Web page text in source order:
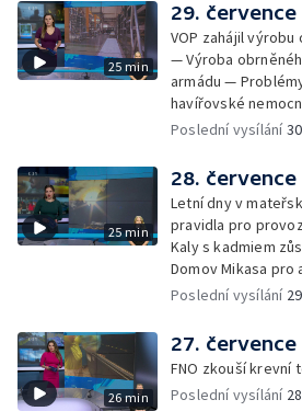
DPO pořídí 70
Olomouci přibude
Mistryně světa
Mobilní kurníky
Výběr ze sociálních
Rudě u Rýmařova
25 min
29. července
VOP zahájil výrobu
— Výroba
armádu —
havířovské
návštěvnost
Nedostatek krve v
Spor kvůli novému
Olomoucké
Poslední vysílání
25 min
28. července
Letní dny v
pravidla pro
Kaly s kadmiem
Domov Mikasa
vězení za zapálení
Gorol se chystá na
cyklostezka až na
při endoskopii —
— Zemřela baletka
Poslední vysílání
26 min
27. července
FNO zkouší krevní
Poslední vysílání